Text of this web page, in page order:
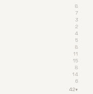
8
7
3
2
4
5
8
11
15
8
14
6
42▾